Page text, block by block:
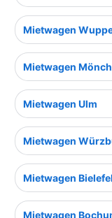
Mietwagen
Mietwagen
Mietwagen Ulm
Mietwagen
Mietwagen
Mietwagen